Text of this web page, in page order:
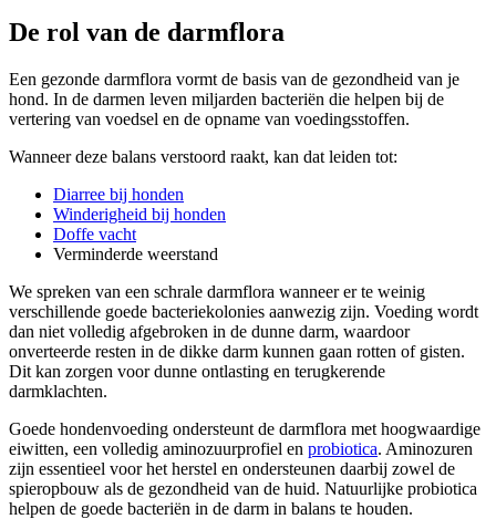
De rol van de darmflora
Een gezonde darmflora vormt de basis van de gezondheid van je
hond. In de darmen leven miljarden bacteriën die helpen bij de
vertering van voedsel en de opname van voedingsstoffen.
Wanneer deze balans verstoord raakt, kan dat leiden tot:
Diarree bij honden
Winderigheid bij honden
Doffe vacht
Verminderde weerstand
We spreken van een schrale darmflora wanneer er te weinig
verschillende goede bacteriekolonies aanwezig zijn. Voeding wordt
dan niet volledig afgebroken in de dunne darm, waardoor
onverteerde resten in de dikke darm kunnen gaan rotten of gisten.
Dit kan zorgen voor dunne ontlasting en terugkerende
darmklachten.
Goede hondenvoeding ondersteunt de darmflora met hoogwaardige
eiwitten, een volledig aminozuurprofiel en probiotica. Aminozuren
zijn essentieel voor het herstel en ondersteunen daarbij zowel de
spieropbouw als de gezondheid van de huid. Natuurlijke probiotica
helpen de goede bacteriën in de darm in balans te houden.